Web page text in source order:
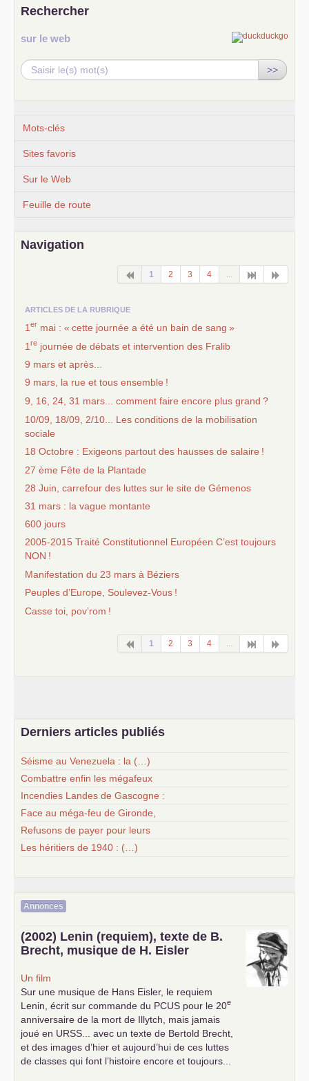
Rechercher
sur le web
>>
Mots-clés
Sites favoris
Sur le Web
Feuille de route
Navigation
1 2 3 4
ARTICLES DE LA RUBRIQUE
1 er mai : « cette journée a été un bain de sang »
1 re journée de débats et intervention des Fralib
9 mars et après...
9 mars, la rue et tous ensemble !
9, 16, 24, 31 mars... comment faire encore plus grand ?
10/09, 18/09, 2/10... Les conditions de la mobilisation
sociale
18 Octobre : Exigeons partout des hausses de salaire !
27 ème Fête de la Plantade
28 Juin, carrefour des luttes sur le site de Gémenos
31 mars : la vague montante
600 jours
2005-2015 Traité Constitutionnel Européen C’est toujours
NON !
Manifestation du 23 mars à Béziers
Peuples d’Europe, Soulevez-Vous !
Casse toi, pov’rom !
1 2 3 4
Derniers articles publiés
Séisme au Venezuela : la (…)
Combattre enfin les mégafeux
Incendies Landes de Gascogne :
Face au méga-feu de Gironde,
Refusons de payer pour leurs
Les héritiers de 1940 : (…)
Annonces
(2002) Lenin (requiem), texte de B.
Brecht, musique de H. Eisler
Un film
Sur une musique de Hans Eisler, le requiem
Lenin, écrit sur commande du PCUS pour le 20e
anniversaire de la mort de Illytch, mais jamais
joué en URSS ... avec un texte de Bertold Brecht,
et des images d’hier et aujourd’hui de ces luttes
de classes qui font l’histoire encore et toujours...